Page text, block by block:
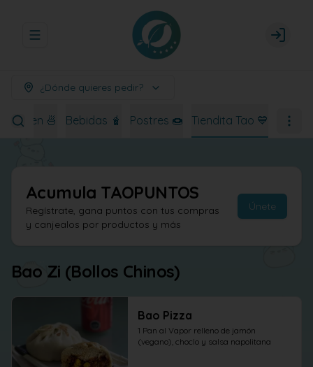
Abrir menu de navegación Login
¿Dónde quieres pedir?
Ramen 🍜 Bebidas 🧋 Postres 🍩 Tiendita Tao 💙
Acumula TAOPUNTOS
Regístrate, gana puntos con tus compras
y canjealos por productos y más
Únete
Bao Zi (Bollos Chinos)
Bao Pizza
1 Pan al Vapor relleno de jamón
(vegano), choclo y salsa napolitana